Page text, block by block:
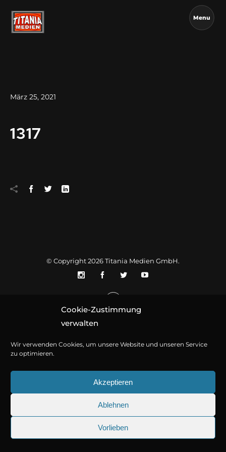
Cookie-Zustimmung
verwalten
Wir verwenden Cookies, um unsere Website und unseren Service
zu optimieren.
Akzeptieren
Ablehnen
Vorlieben
Menu
März 25, 2021
1317
© Copyright 2026Titania Medien GmbH.